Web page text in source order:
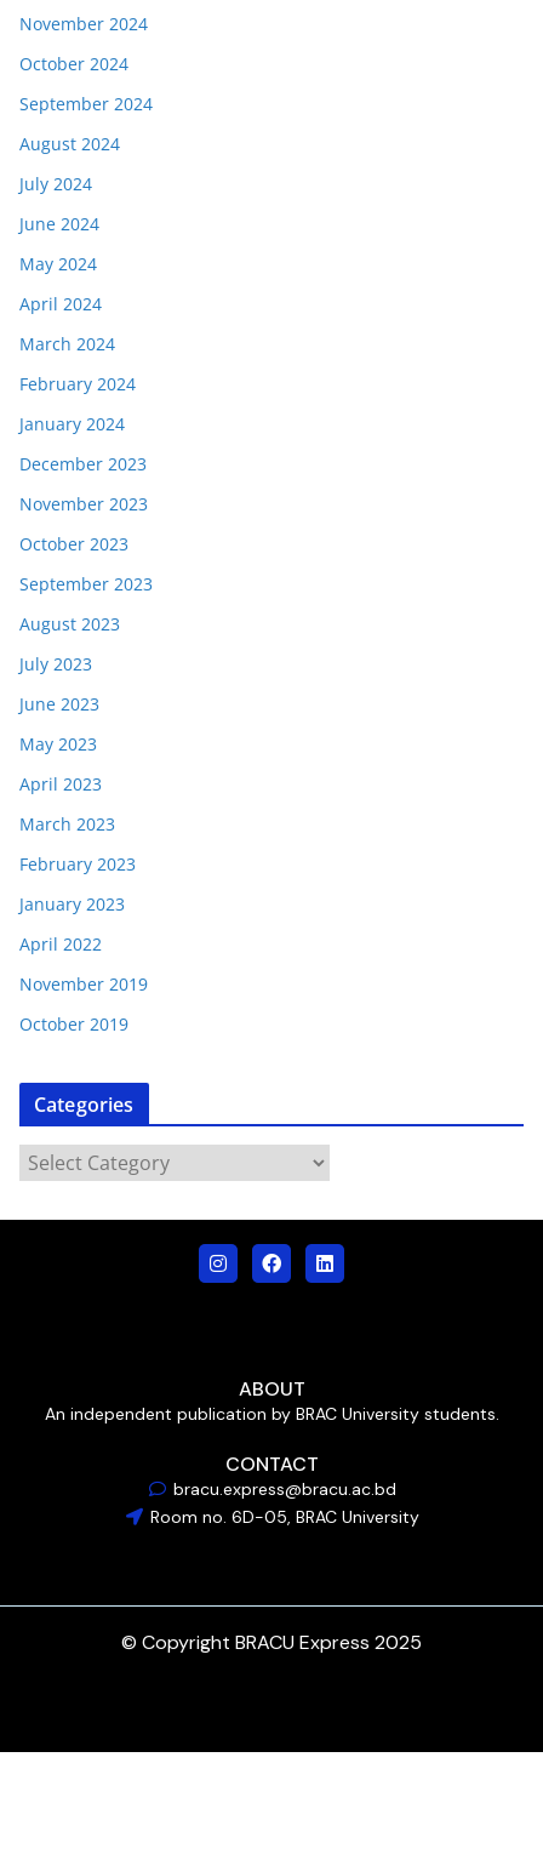
November 2024
October 2024
September 2024
August 2024
July 2024
June 2024
May 2024
April 2024
March 2024
February 2024
January 2024
December 2023
November 2023
October 2023
September 2023
August 2023
July 2023
June 2023
May 2023
April 2023
March 2023
February 2023
January 2023
April 2022
November 2019
October 2019
Categories
ABOUT
An independent publication by BRAC University students.
CONTACT
bracu.express@bracu.ac.bd
Room no. 6D-05, BRAC University
© Copyright BRACU Express 2025